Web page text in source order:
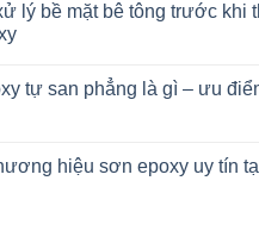
lý bề mặt bê tông trước khi
tự san phẳng là gì – ưu
hiệu sơn epoxy uy tín